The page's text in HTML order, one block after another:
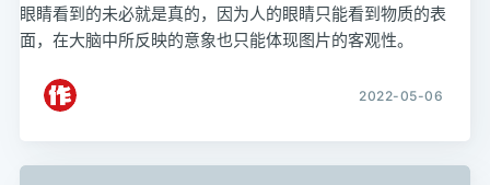
眼睛看到的未必就是真的，因为人的眼睛只能看到物质的表
面，在大脑中所反映的意象也只能体现图片的客观性。
2022-05-06